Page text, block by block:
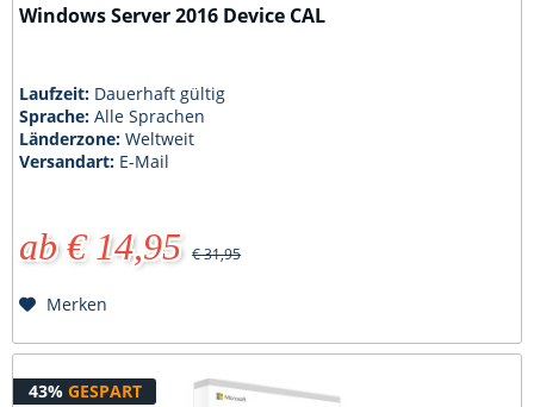
Windows Server 2016 Device CAL
Laufzeit: Dauerhaft gültig
Sprache:Alle Sprachen
Länderzone:Weltweit
Versandart: E-Mail
ab € 14,95 € 31,95
Merken
43% GESPART